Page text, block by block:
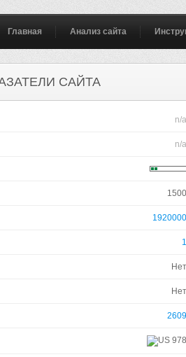
Главная Анализ сайта
САЙТА
n/a
n/a
1500
1920000
1
Нет
Нет
2609
978